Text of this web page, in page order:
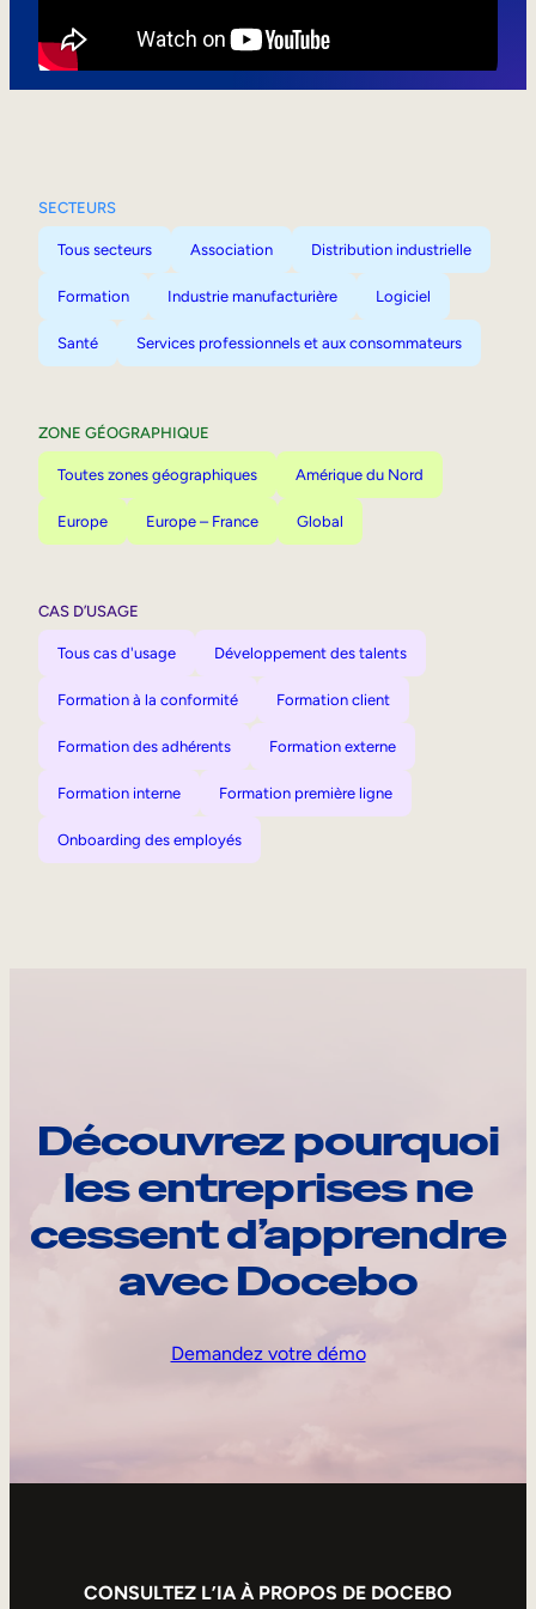
SECTEURS
Tous secteurs Association Distribution industrielle
Formation Industrie manufacturière Logiciel
Santé Services professionnels et aux consommateurs
ZONE GÉOGRAPHIQUE
Toutes zones géographiques Amérique du Nord
Europe Europe – France Global
CAS D’USAGE
Tous cas d'usage Développement des talents
Formation à la conformité Formation client
Formation des adhérents Formation externe
Formation interne Formation première ligne
Onboarding des employés
Découvrez pourquoi
les entreprises ne
cessent d’apprendre
avec Docebo
Demandez votre démo
CONSULTEZ L’IA À PROPOS DE DOCEBO